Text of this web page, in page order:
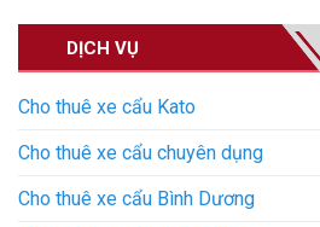
DỊCH VỤ
Cho thuê xe cẩu Kato
Cho thuê xe cẩu chuyên dụng
Cho thuê xe cẩu Bình Dương